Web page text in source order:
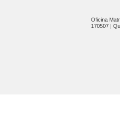
Oficina
170507 |